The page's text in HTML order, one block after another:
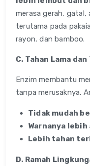
merasa gerah, gatal,
terutama pada
rayon, dan bamboo.
C. Tahan Lama
Enzim membantu
tanpa merusaknya.
Tidak mudah
Warnanya lebih
Lebih tahan
D. Ramah